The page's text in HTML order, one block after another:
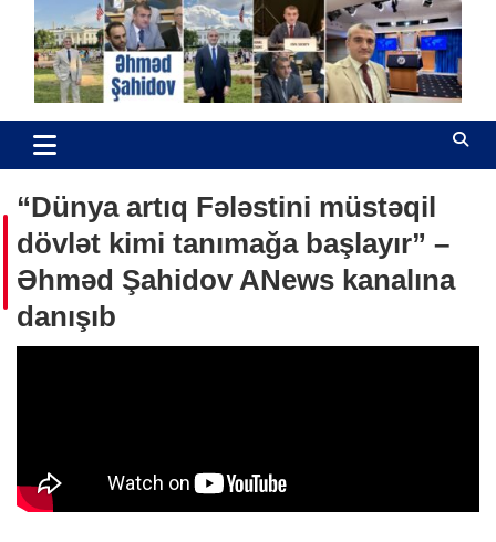
content
Əhməd Şahidov
Hüquq müdafiəçisi
“Dünya artıq Fələstini müstəqil
dövlət kimi tanımağa başlayır” –
Əhməd Şahidov ANews kanalına
danışıb